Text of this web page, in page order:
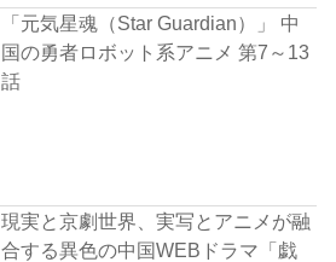
「元気星魂（Star Guardian）」 中
国の勇者ロボット系アニメ 第7～13
話
現実と京劇世界、実写とアニメが融
合する異色の中国WEBドラマ「戯